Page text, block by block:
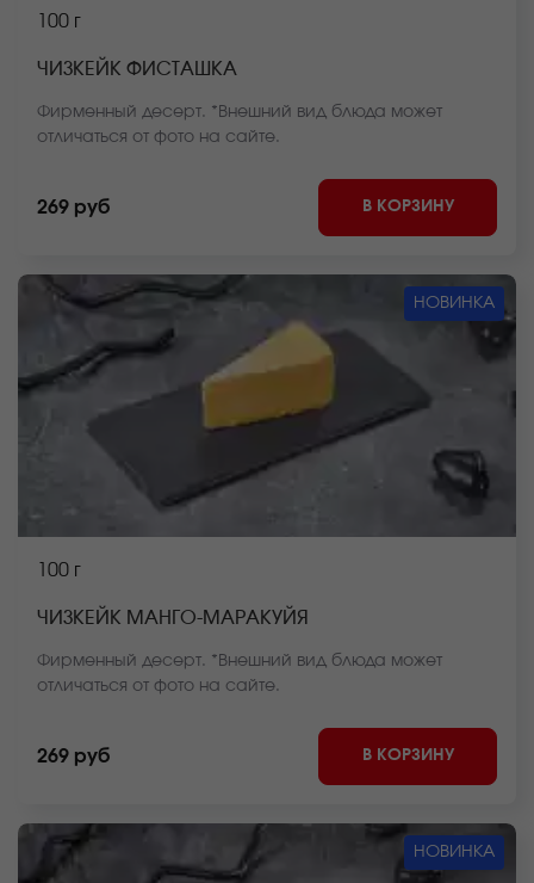
100 г
ЧИЗКЕЙК ФИСТАШКА
Фирменный десерт. *Внешний вид блюда может
отличаться от фото на сайте.
269 руб В КОРЗИНУ
НОВИНКА
100 г
ЧИЗКЕЙК МАНГО-МАРАКУЙЯ
Фирменный десерт. *Внешний вид блюда может
отличаться от фото на сайте.
269 руб В КОРЗИНУ
НОВИНКА